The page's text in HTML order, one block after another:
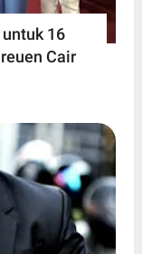
16
Cair